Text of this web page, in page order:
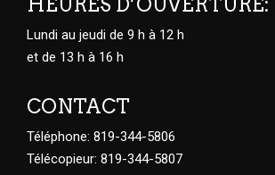
Lundi au jeudi de 9 h à 12 h
et de 13 h à 16 h
CONTACT
Téléphone: 819-344-5806
Télécopieur: 819-344-5807